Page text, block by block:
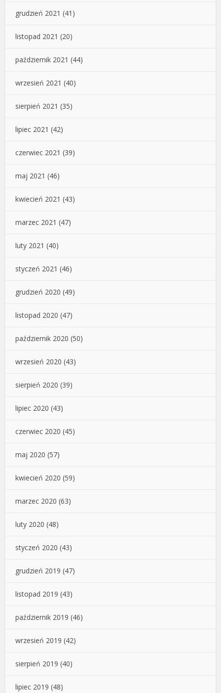
grudzień 2021 (41)
listopad 2021 (20)
październik 2021 (44)
wrzesień 2021 (40)
sierpień 2021 (35)
lipiec 2021 (42)
czerwiec 2021 (39)
maj 2021 (46)
kwiecień 2021 (43)
marzec 2021 (47)
luty 2021 (40)
styczeń 2021 (46)
grudzień 2020 (49)
listopad 2020 (47)
październik 2020 (50)
wrzesień 2020 (43)
sierpień 2020 (39)
lipiec 2020 (43)
czerwiec 2020 (45)
maj 2020 (57)
kwiecień 2020 (59)
marzec 2020 (63)
luty 2020 (48)
styczeń 2020 (43)
grudzień 2019 (47)
listopad 2019 (43)
październik 2019 (46)
wrzesień 2019 (42)
sierpień 2019 (40)
lipiec 2019 (48)